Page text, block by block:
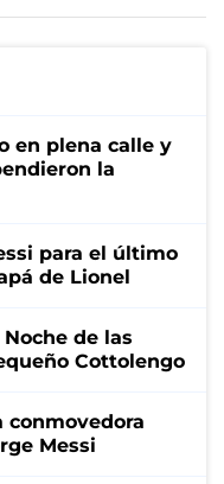
en plena calle y
la
para el último
de Lionel
de las
Cottolengo
conmovedora
Messi